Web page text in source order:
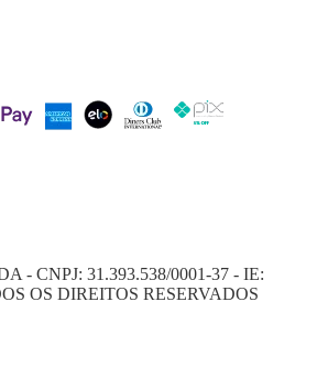
- CNPJ: 31.393.538/0001-37 - IE:
OS DIREITOS RESERVADOS